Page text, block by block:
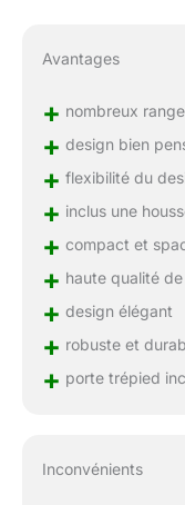
Avantages
+ nombreux
+ design bien
+ flexibilité du
+ inclus une
+ compact et
+ haute qualité
+ design élégant
+ robuste et
+ porte trépied
Inconvénients